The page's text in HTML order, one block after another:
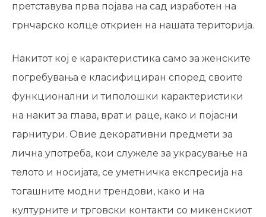
претставува прва појава на сад изработен на
грнчарско колце откриен на нашата територија.
Накитот кој е карактеристика само за женските
погребувања е класифициран според своите
функционални и типолошки карактеристики
на накит за глава, врат и раце, како и појасни
гарнитури. Овие декоративни предмети за
лична употреба, кои служеле за украсување на
телото и носијата, се уметничка експресија на
тогашните модни трендови, како и на
културните и трговски контакти со микенскиот